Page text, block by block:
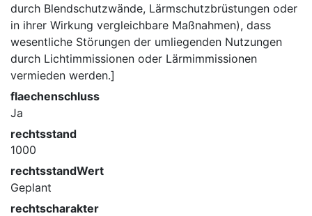
durch Blendschutzwände, Lärmschutzbrüstungen oder
in ihrer Wirkung vergleichbare Maßnahmen), dass
wesentliche Störungen der umliegenden Nutzungen
durch Lichtimmissionen oder Lärmimmissionen
vermieden werden.]
flaechenschluss
Ja
rechtsstand
1000
rechtsstandWert
Geplant
rechtscharakter